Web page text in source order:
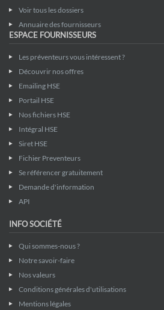
Voir tous les dossiers
Annuaire des fournisseurs
ESPACE FOURNISSEURS
Les préventeurs vous intéressent ?
Découvrir nos offres
Emailing HSE
Portail HSE
Nos fichiers HSE
Intégral HSE
Siret HSE
Fichier Preventeurs
Se référencer gratuitement
Demande d'information
API
INFO SOCIÉTÉ
Qui sommes-nous ?
Notre savoir-faire
Nos valeurs
Conditions générales d'utilisations
Mentions légales